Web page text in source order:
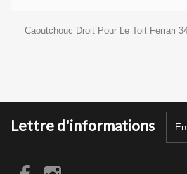
Caoutchouc Droit Pour Le Toit Ferrari
Lettre d'informations